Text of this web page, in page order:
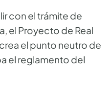
con el trámite de
el Proyecto de Real
el punto neutro de
el reglamento del